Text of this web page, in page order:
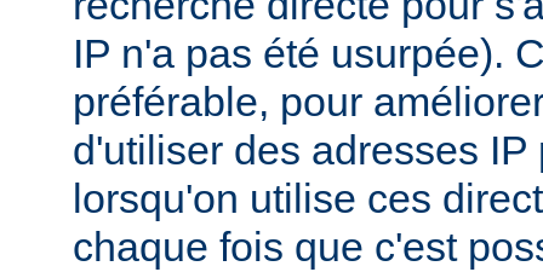
IP n'a pas été usurpée).
préférable, pour
d'utiliser des adresses
lorsqu'on utilise ces
chaque fois que c'est